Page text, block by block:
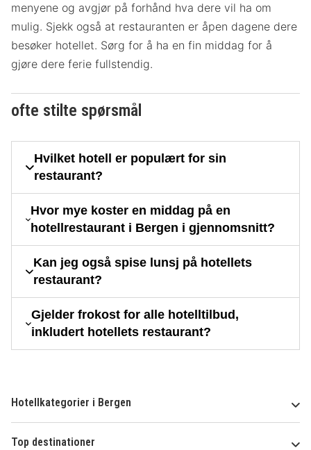
menyene og avgjør på forhånd hva dere vil ha om
mulig. Sjekk også at restauranten er åpen dagene dere
besøker hotellet. Sørg for å ha en fin middag for å
gjøre dere ferie fullstendig.
ofte stilte spørsmål
Hvilket hotell er populært for sin
restaurant?
Hvor mye koster en middag på en
hotellrestaurant i Bergen i gjennomsnitt?
Kan jeg også spise lunsj på hotellets
restaurant?
Gjelder frokost for alle hotelltilbud,
inkludert hotellets restaurant?
Hotellkategorier i Bergen
Top destinationer